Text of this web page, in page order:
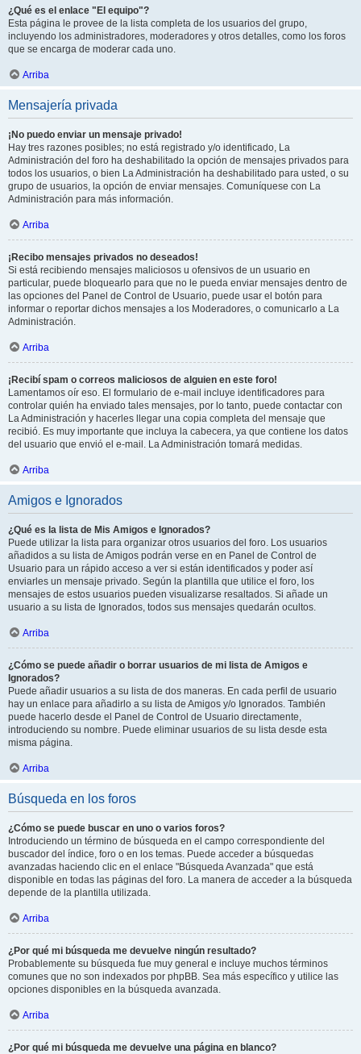
¿Qué es el enlace "El equipo"?
Esta página le provee de la lista completa de los usuarios del grupo,
incluyendo los administradores, moderadores y otros detalles, como los foros
que se encarga de moderar cada uno.
Arriba
Mensajería privada
¡No puedo enviar un mensaje privado!
Hay tres razones posibles; no está registrado y/o identificado, La
Administración del foro ha deshabilitado la opción de mensajes privados para
todos los usuarios, o bien La Administración ha deshabilitado para usted, o su
grupo de usuarios, la opción de enviar mensajes. Comuníquese con La
Administración para más información.
Arriba
¡Recibo mensajes privados no deseados!
Si está recibiendo mensajes maliciosos u ofensivos de un usuario en
particular, puede bloquearlo para que no le pueda enviar mensajes dentro de
las opciones del Panel de Control de Usuario, puede usar el botón para
informar o reportar dichos mensajes a los Moderadores, o comunicarlo a La
Administración.
Arriba
¡Recibí spam o correos maliciosos de alguien en este foro!
Lamentamos oír eso. El formulario de e-mail incluye identificadores para
controlar quién ha enviado tales mensajes, por lo tanto, puede contactar con
La Administración y hacerles llegar una copia completa del mensaje que
recibió. Es muy importante que incluya la cabecera, ya que contiene los datos
del usuario que envió el e-mail. La Administración tomará medidas.
Arriba
Amigos e Ignorados
¿Qué es la lista de Mis Amigos e Ignorados?
Puede utilizar la lista para organizar otros usuarios del foro. Los usuarios
añadidos a su lista de Amigos podrán verse en en Panel de Control de
Usuario para un rápido acceso a ver si están identificados y poder así
enviarles un mensaje privado. Según la plantilla que utilice el foro, los
mensajes de estos usuarios pueden visualizarse resaltados. Si añade un
usuario a su lista de Ignorados, todos sus mensajes quedarán ocultos.
Arriba
¿Cómo se puede añadir o borrar usuarios de mi lista de Amigos e
Ignorados?
Puede añadir usuarios a su lista de dos maneras. En cada perfil de usuario
hay un enlace para añadirlo a su lista de Amigos y/o Ignorados. También
puede hacerlo desde el Panel de Control de Usuario directamente,
introduciendo su nombre. Puede eliminar usuarios de su lista desde esta
misma página.
Arriba
Búsqueda en los foros
¿Cómo se puede buscar en uno o varios foros?
Introduciendo un término de búsqueda en el campo correspondiente del
buscador del índice, foro o en los temas. Puede acceder a búsquedas
avanzadas haciendo clic en el enlace "Búsqueda Avanzada" que está
disponible en todas las páginas del foro. La manera de acceder a la búsqueda
depende de la plantilla utilizada.
Arriba
¿Por qué mi búsqueda me devuelve ningún resultado?
Probablemente su búsqueda fue muy general e incluye muchos términos
comunes que no son indexados por phpBB. Sea más específico y utilice las
opciones disponibles en la búsqueda avanzada.
Arriba
¿Por qué mi búsqueda me devuelve una página en blanco?